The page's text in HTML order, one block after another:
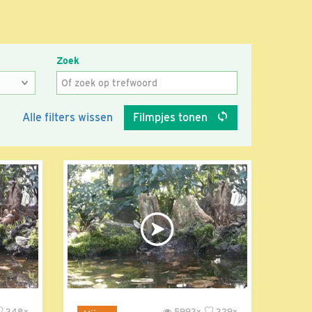
Zoek
Alle filters wissen Filmpjes tonen